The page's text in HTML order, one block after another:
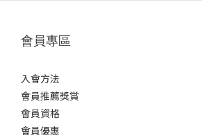
會員專區
入會方法
會員推薦獎賞
會員資格
會員優惠